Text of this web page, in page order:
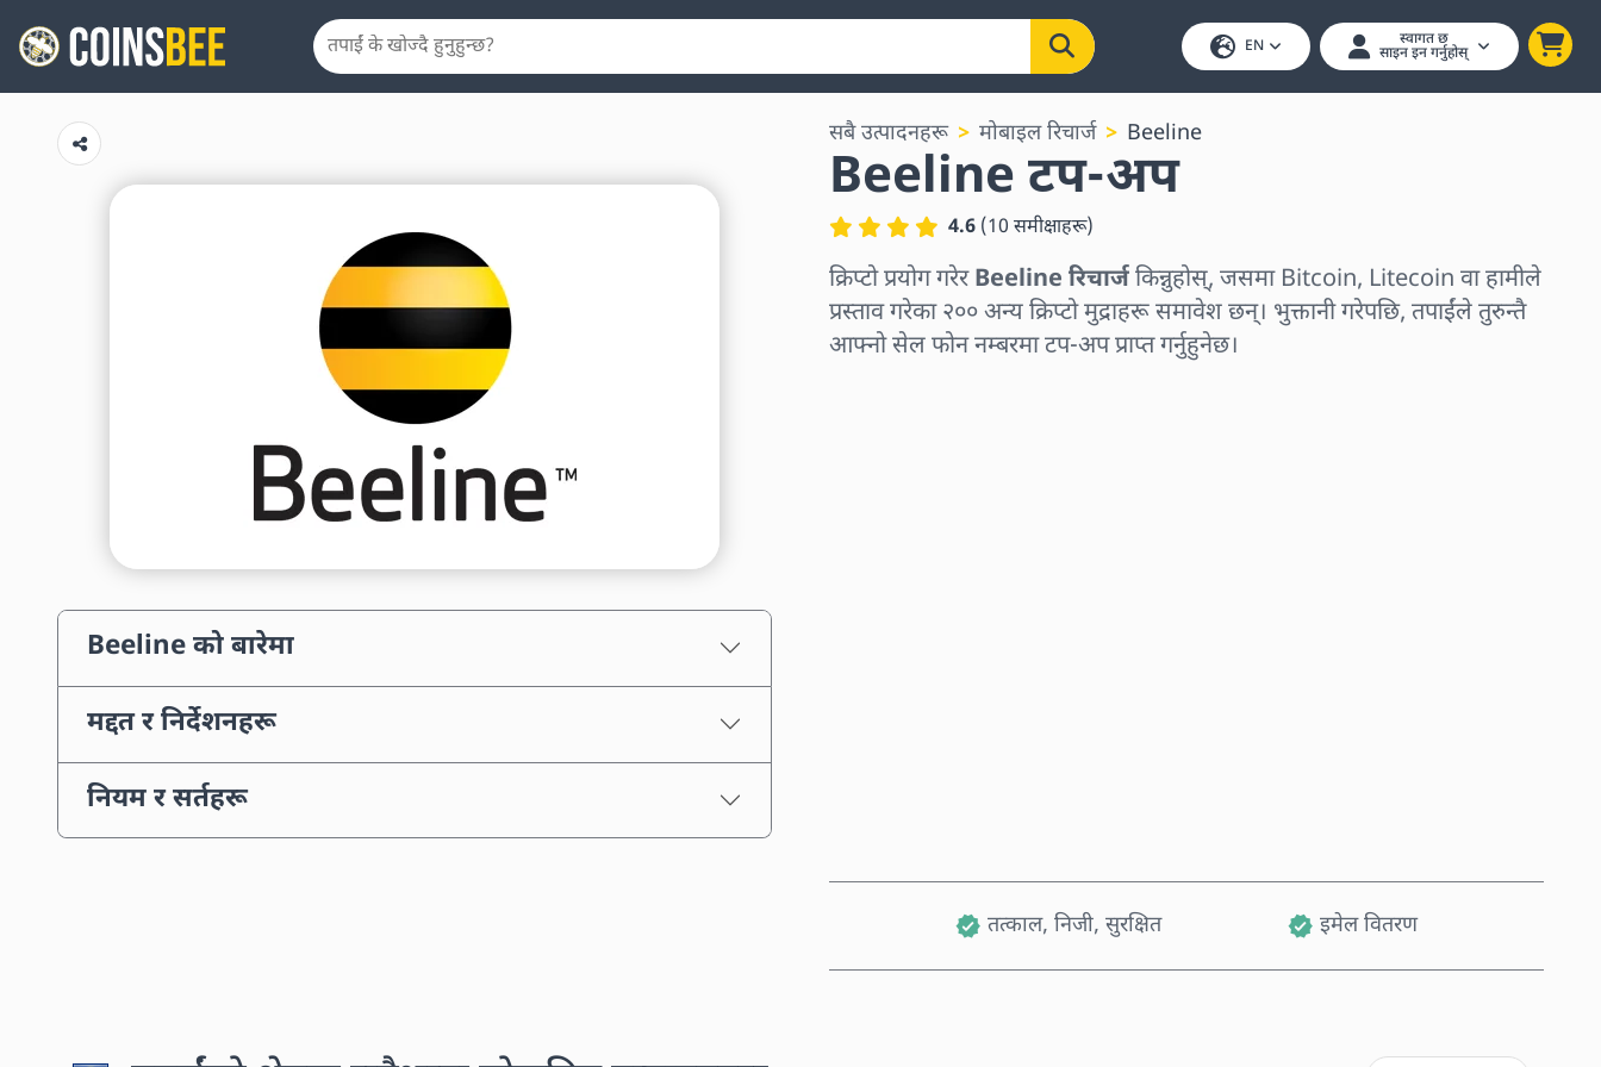
EN स्वागत छ
साइन इन गर्नुहोस्
Beeline को बारेमा
मद्दत र निर्देशनहरू
नियम र सर्तहरू
सबै उत्पादनहरू मोबाइल रिचार्ज Beeline
Beeline टप-अप
4.6 (10 समीक्षाहरू)
क्रिप्टो प्रयोग गरेरBeeline रिचार्जकिन्नुहोस्, जसमा Bitcoin, Litecoin वा हामीले
प्रस्ताव गरेका २०० अन्य क्रिप्टो मुद्राहरू समावेश छन्। भुक्तानी गरेपछि, तपाईंले तुरुन्तै
आफ्नो सेल फोन नम्बरमा टप-अप प्राप्त गर्नुहुनेछ।
तत्काल, निजी, सुरक्षित इमेल वितरण